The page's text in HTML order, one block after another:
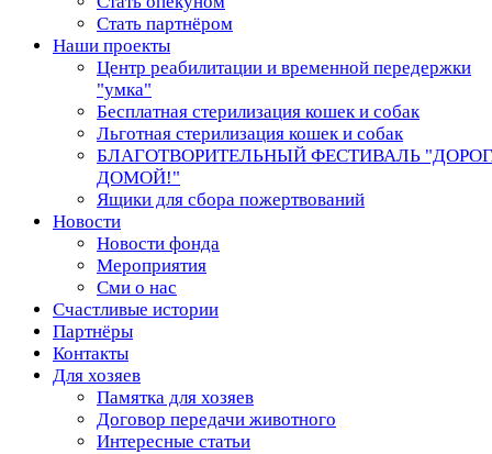
Стать партнёром
Наши проекты
Центр реабилитации и временной передержки
"умка"
Бесплатная стерилизация кошек и собак
Льготная стерилизация кошек и собак
БЛАГОТВОРИТЕЛЬНЫЙ ФЕСТИВАЛЬ
ДОМОЙ!"
Ящики для сбора пожертвований
Новости
Новости фонда
Мероприятия
Сми о нас
Счастливые истории
Партнёры
Контакты
Для хозяев
Памятка для хозяев
Договор передачи животного
Интересные статьи